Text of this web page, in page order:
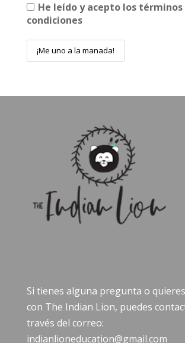
He leído y acepto los términos
condiciones
Si tienes alguna pregunta o
con The Indian Lion, puedes
través del correo:
indianlioneducation@gmail.com